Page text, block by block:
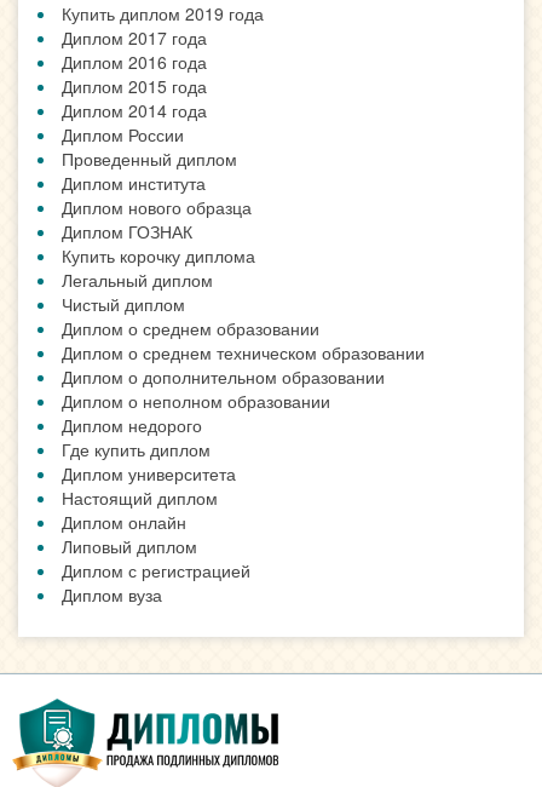
Купить диплом 2019 года
Диплом 2017 года
Диплом 2016 года
Диплом 2015 года
Диплом 2014 года
Диплом России
Проведенный диплом
Диплом института
Диплом нового образца
Диплом ГОЗНАК
Купить корочку диплома
Легальный диплом
Чистый диплом
Диплом о среднем образовании
Диплом о среднем техническом образовании
Диплом о дополнительном образовании
Диплом о неполном образовании
Диплом недорого
Где купить диплом
Диплом университета
Настоящий диплом
Диплом онлайн
Липовый диплом
Диплом с регистрацией
Диплом вуза